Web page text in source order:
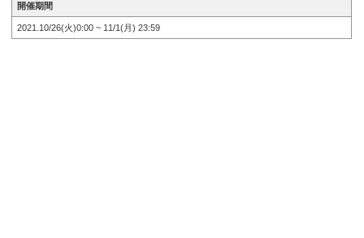
開催期間
2021.10/26(火)0:00 ~ 11/1(月) 23:59